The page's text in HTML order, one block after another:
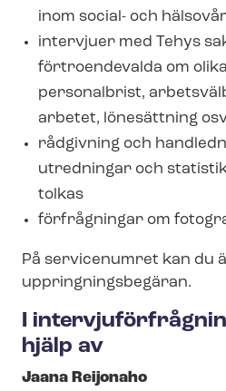
inom social- och
intervjuer med Tehys
förtroendevalda om
personalbrist,
arbetet, lönesättning
rådgivning och
utredningar och
tolkas
förfrågningar om
På servicenumret kan du
upp­ring­nings­be­gä­ran.
I
hjälp av
Jaana Reijonaho